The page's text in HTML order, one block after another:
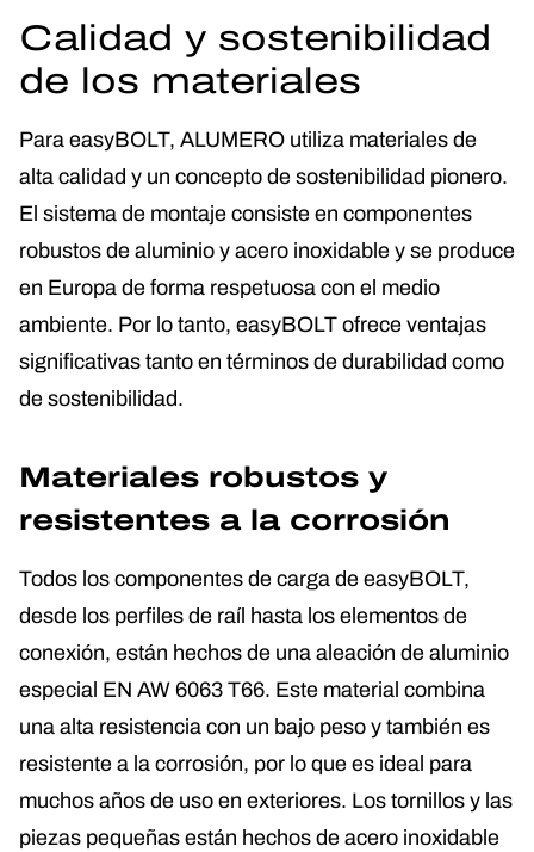
Calidad y sostenibilidad
de los materiales
Para easyBOLT, ALUMERO utiliza materiales de
alta calidad y un concepto de sostenibilidad pionero.
El sistema de montaje consiste en componentes
robustos de aluminio y acero inoxidable y se produce
en Europa de forma respetuosa con el medio
ambiente. Por lo tanto, easyBOLT ofrece ventajas
significativas tanto en términos de durabilidad como
de sostenibilidad.
Materiales robustos y
resistentes a la corrosión
Todos los componentes de carga de easyBOLT,
desde los perfiles de raíl hasta los elementos de
conexión, están hechos de una aleación de aluminio
especial EN AW 6063 T66. Este material combina
una alta resistencia con un bajo peso y también es
resistente a la corrosión, por lo que es ideal para
muchos años de uso en exteriores. Los tornillos y las
piezas pequeñas están hechos de acero inoxidable